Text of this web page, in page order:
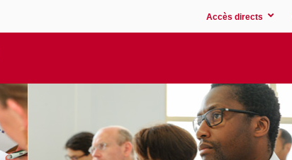
Accès directs